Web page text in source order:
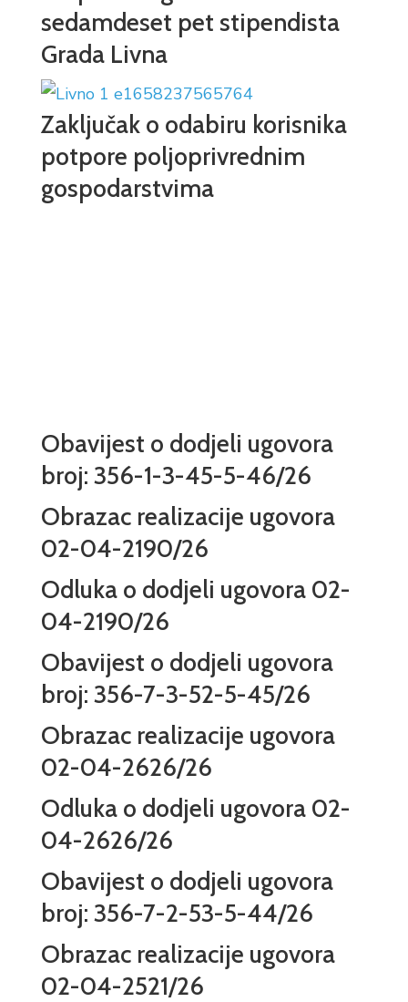
sedamdeset pet stipendista
Grada Livna
Zaključak o odabiru korisnika
potpore poljoprivrednim
gospodarstvima
Obavijest o dodjeli ugovora
broj: 356-1-3-45-5-46/26
Obrazac realizacije ugovora
02-04-2190/26
Odluka o dodjeli ugovora 02-
04-2190/26
Obavijest o dodjeli ugovora
broj: 356-7-3-52-5-45/26
Obrazac realizacije ugovora
02-04-2626/26
Odluka o dodjeli ugovora 02-
04-2626/26
Obavijest o dodjeli ugovora
broj: 356-7-2-53-5-44/26
Obrazac realizacije ugovora
02-04-2521/26